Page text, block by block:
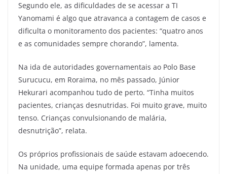
Segundo ele, as dificuldades de se acessar a TI
Yanomami é algo que atravanca a contagem de casos e
dificulta o monitoramento dos pacientes: “quatro anos
e as comunidades sempre chorando”, lamenta.
Na ida de autoridades governamentais ao Polo Base
Surucucu, em Roraima, no mês passado, Júnior
Hekurari acompanhou tudo de perto. “Tinha muitos
pacientes, crianças desnutridas. Foi muito grave, muito
tenso. Crianças convulsionando de malária,
desnutrição”, relata.
Os próprios profissionais de saúde estavam adoecendo.
Na unidade, uma equipe formada apenas por três